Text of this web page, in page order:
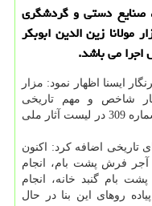
صنایع دستی و گردشگری
مولانا زین الدین ابوبكر
اجرا می باشد.
ایسنا اظهار نمود: مزار
آثار شاخص و مهم تاریخی
شهرستان تایباد است كه درسال 1315 بشماره 309 در لیست آثار ملی
تاریخی اضافه كرد: اكنون
فرش پشت بام، انجام
بام گنبد خانه، انجام
روهای این بنا در حال